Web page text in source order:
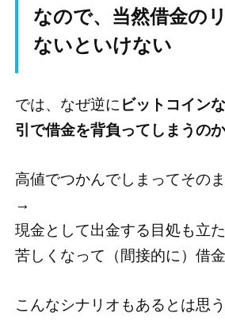
なので、当然借金の
ないといけない
では、なぜ逆にビットコイン
引で借金を背負ってしまうの
高値でつかんでしまってその
→
現金として出金する目処も立
苦しくなって（間接的に）借
こんなシナリオもあるとは思